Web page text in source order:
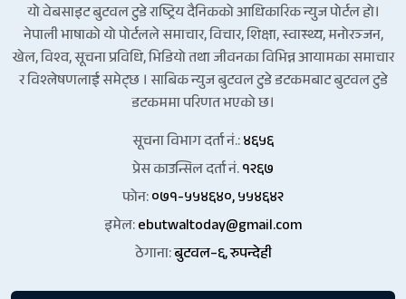
यो वेबसाइट बुटवल टुडे राष्ट्रिय दैनिकको आधिकारिक न्युज पोर्टल हो।
नेपाली भाषाको यो पोर्टलले समाचार, विचार, शिक्षा, स्वास्थ्य, मनोरञ्जन,
खेल, विश्व, सूचना प्रविधि, भिडियो तथा जीवनका विभिन्न आयामका समाचार
र विश्लेषणलाई समेट्छ । साबिक न्युज बुटवल टुडे डटकमबाट बुटवल टुडे
डटकममा परिणत भएको छ।
सूचना विभाग दर्ता नं.:४६५६
प्रेस काउन्सिल दर्ता नं.१२६७
फोन:०७१-५५४६४०, ५५४६४२
इमेल:ebutwaltoday@gmail.com
ठेगाना:बुटवल–६, रुपन्देही